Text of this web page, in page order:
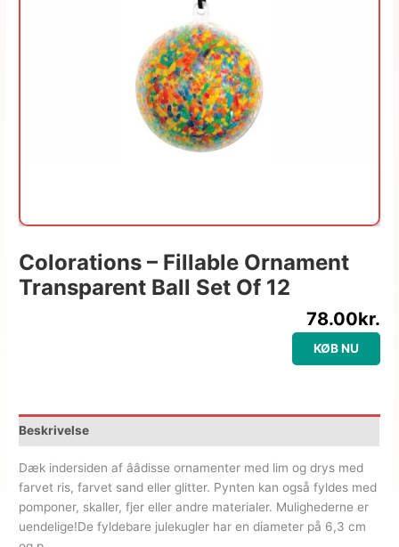
Colorations – Fillable Ornament
Transparent Ball Set Of 12
78.00kr.
KØB NU
Beskrivelse
Dæk indersiden af ââdisse ornamenter med lim og drys med
farvet ris, farvet sand eller glitter. Pynten kan også fyldes med
pomponer, skaller, fjer eller andre materialer. Mulighederne er
uendelige!De fyldebare julekugler har en diameter på 6,3 cm